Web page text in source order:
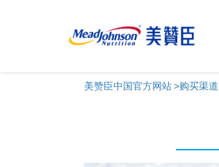
美赞臣中国官方网站 购买渠道